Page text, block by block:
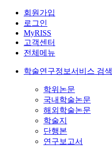
회원가입
로그인
MyRISS
고객센터
전체메뉴
학술연구정보서비스 검색
학위논문
국내학술논문
해외학술논문
학술지
단행본
연구보고서